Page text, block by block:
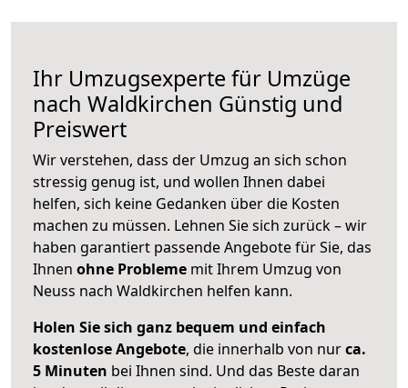
Ihr Umzugsexperte für Umzüge
nach Waldkirchen Günstig und
Preiswert
Wir verstehen, dass der Umzug an sich schon
stressig genug ist, und wollen Ihnen dabei
helfen, sich keine Gedanken über die Kosten
machen zu müssen. Lehnen Sie sich zurück – wir
haben garantiert passende Angebote für Sie, das
Ihnen ohne Probleme mit Ihrem Umzug von
Neuss nach Waldkirchen helfen kann.
Holen Sie sich ganz bequem und einfach
kostenlose Angebote, die innerhalb von nurca.
5 Minuten bei Ihnen sind. Und das Beste daran